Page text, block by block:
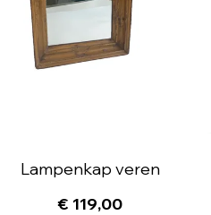
Lampenkap veren
€ 119,00